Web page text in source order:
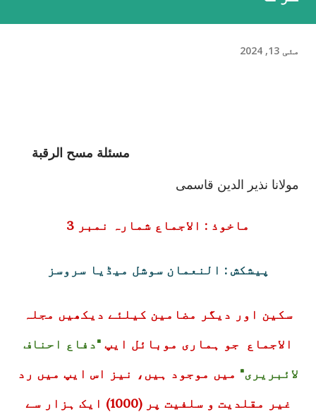
مئی 13, 2024
مسئلة مسح الرقبة
مولانا نذیر الدین قاسمی
ماخوذ : الاجماع شمارہ نمبر 3
پیشکش : النعمان سوشل میڈیا سروسز
سکین اور دیگر مضامین کیلئے دیکھیں مجلہ
الاجماع جو ہماری موبائل ایپ "دفاع احناف
لائبریری" میں موجود ہیں، نیز اس ایپ میں رد
غیر مقلدیت و سلفیت پر (1000) ایک ہزار سے